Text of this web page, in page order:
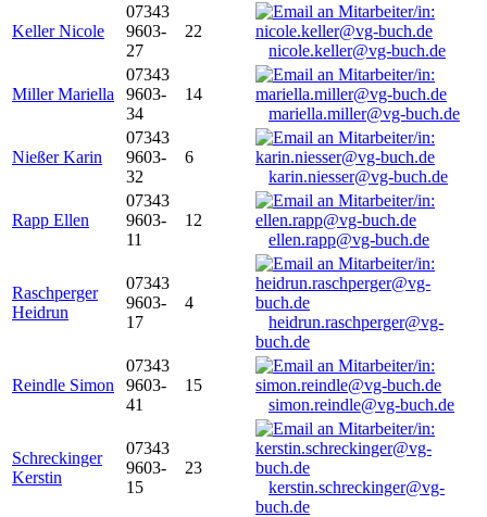
Keller Nicole
07343
9603-
27
22
nicole.keller@vg-buch.de
Miller Mariella
07343
9603-
34
14
mariella.miller@vg-buch.de
Nießer Karin
07343
9603-
32
6
karin.niesser@vg-buch.de
Rapp Ellen
07343
9603-
11
12
ellen.rapp@vg-buch.de
Raschperger
Heidrun
07343
9603-
17
4
heidrun.raschperger@vg-
buch.de
Reindle Simon
07343
9603-
41
15
simon.reindle@vg-buch.de
Schreckinger
Kerstin
07343
9603-
15
23
kerstin.schreckinger@vg-
buch.de